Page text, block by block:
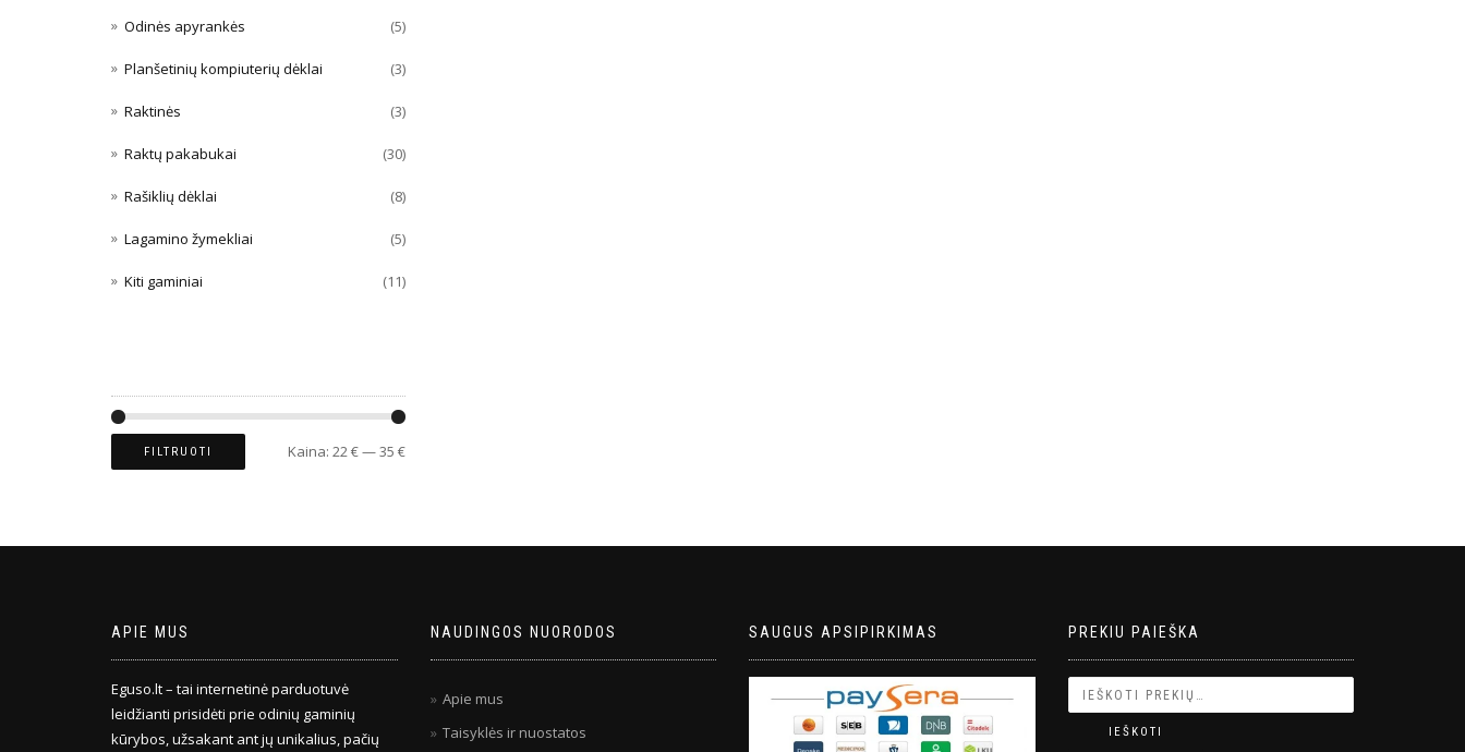
Odinės apyrankės (5)
Planšetinių kompiuterių dėklai (3)
Raktinės (3)
Raktų pakabukai (30)
Rašiklių dėklai (8)
Lagamino žymekliai (5)
Kiti gaminiai (11)
FILTRUOTI Kaina: 22 €—35 €
APIE MUS
Eguso.lt – tai internetinė parduotuvė
leidžianti prisidėti prie odinių gaminių
kūrybos, užsakant ant jų unikalius, pačių
NAUDINGOS NUORODOS
Apie mus
Taisyklės ir nuostatos
SAUGUS APSIPIRKIMAS PREKIU PAIEŠKA
IEŠKOTI